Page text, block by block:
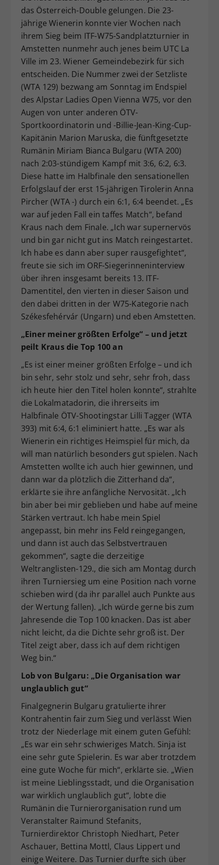
das Österreich-Double gelungen. Die 23-
jährige Wienerin konnte vier Wochen nach
ihrem Sieg beim ITF-W75-Sandplatzturnier in
Amstetten nunmehr auch jenes beim UTC La
Ville im 23. Wiener Gemeindebezirk für sich
entscheiden. Die Nummer zwei der Setzliste
(WTA 129) bezwang am Sonntag im Endspiel
des Alpstar Ladies Open Vienna W75, vor den
Augen von unter anderen ÖTV-
Sportkoordinatorin und -Billie-Jean-King-Cup-
Kapitänin Marion Maruska, die fünftgesetzte
Rumänin Miriam Bianca Bulgaru (WTA 200)
nach 2:03-stündigem Kampf mit 3:6, 6:2, 6:3.
Diese hatte im Halbfinale den sensationellen
Erfolgslauf der erst 15-jährigen Tirolerin Anna
Pircher (WTA -) durch ein 6:1, 6:4 beendet. „Es
war auf jeden Fall ein taffes Match“, befand
Kraus nach dem Finale. „Ich war supernervös
und bin gar nicht gut ins Match reingestartet.
Ich habe es dann aber super rausgefightet“,
freute sie sich im ORF-Siegerinneninterview
über ihren insgesamt bereits 13. ITF-
Damentitel, den vierten in dieser Saison und
den dabei dritten in der W75-Kategorie nach
Székesfehérvár (Ungarn) und eben Amstetten.
„Einer meiner größten Erfolge“ – und jetzt
peilt Kraus die Top 100 an
„Es ist einer meiner größten Erfolge – und ich
bin sehr, sehr stolz und sehr, sehr froh, dass
ich heute hier den Titel holen konnte“, strahlte
die Lokalmatadorin, die ihrerseits im
Halbfinale ÖTV-Shootingstar Lilli Tagger (WTA
393) mit 6:4, 6:1 eliminiert hatte. „Es war als
Wienerin ein richtiges Heimspiel für mich, da
will man natürlich besonders gut spielen. Nach
Amstetten wollte ich auch hier gewinnen, und
dann war da plötzlich die Zitterhand da“,
erklärte sie ihre anfängliche Nervosität. „Ich
bin aber bei mir geblieben und habe auf meine
Stärken vertraut. Ich habe mein Spiel
angepasst, bin mehr ins Feld reingegangen,
und dann ist auch das Selbstvertrauen
gekommen“, sagte die derzeitige
Weltranglisten-129., die sich am Montag durch
ihren Turniersieg um eine Position nach vorne
schieben wird (da ihr parallel auch Punkte aus
der Wertung fallen). „Ich würde gerne bis zum
Jahresende die Top 100 knacken. Das ist aber
nicht leicht, da die Dichte sehr groß ist. Der
Titel zeigt aber, dass ich auf dem richtigen
Weg bin.“
Lob von Bulgaru: „Die Organisation war
unglaublich gut“
Finalgegnerin Bulgaru gratulierte ihrer
Kontrahentin fair zum Sieg und verlässt Wien
trotz der Niederlage mit einem guten Gefühl:
„Es war ein sehr schwieriges Match. Sinja ist
eine sehr gute Spielerin. Es war aber trotzdem
eine gute Woche für mich“, erklärte sie. „Wien
ist meine Lieblingsstadt, und die Organisation
war wirklich unglaublich gut“, lobte die
Rumänin die Turnierorganisation rund um
Veranstalter Raimund Stefanits,
Turnierdirektor Christoph Niedhart, Peter
Aschauer, Bettina Mottl, Claus Lippert und
einige Weitere. Das Turnier durfte sich über
Zweck
Dieser Wert speichert Ihre Consent-
Einstellungen. Unter anderem eine
zufällig generierte ID, für die
historische Speicherung Ihrer
vorgenommen Einstellungen, falls der
Webseiten-Betreiber dies eingestellt
hat.